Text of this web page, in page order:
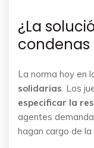
¿La
condenas
La norma hoy en
solidarias. Los
especificar la
agentes
hagan cargo de la